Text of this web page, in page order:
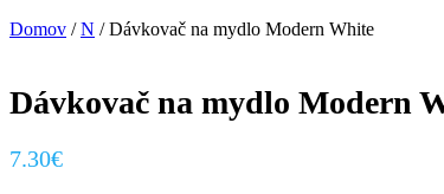
Domov /N / Dávkovač na mydlo Modern White
Dávkovač na mydlo Modern
7.30€